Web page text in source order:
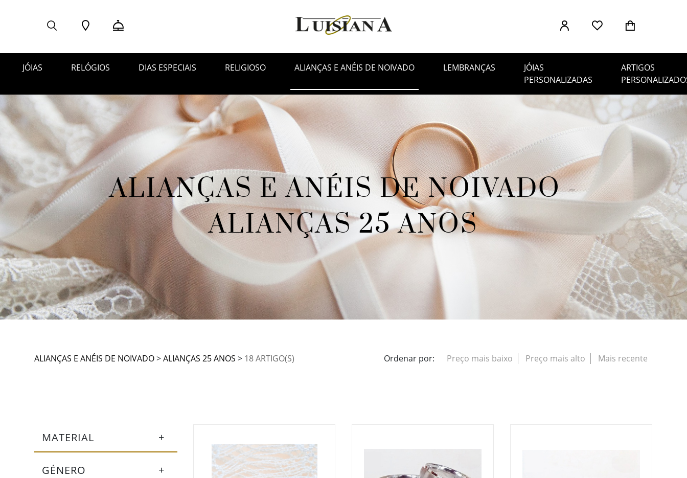
JÓIAS RELÓGIOS DIAS ESPECIAIS RELIGIOSO ALIANÇAS E ANÉIS DE NOIVADO LEMBRANÇAS
JÓIAS
PERSONALIZADAS
ARTIGOS
ALIANÇAS E ANÉIS DE NOIVADO -
ALIANÇAS 25 ANOS
ALIANÇAS E ANÉIS DE NOIVADO>ALIANÇAS 25 ANOS > 18 ARTIGO(S) Ordenar por: Preço mais baixo Preço mais alto Mais recente
MATERIAL +
GÉNERO +
O QUE PROCURA?
Pesquise na nossa loja online um artigo da sua preferência